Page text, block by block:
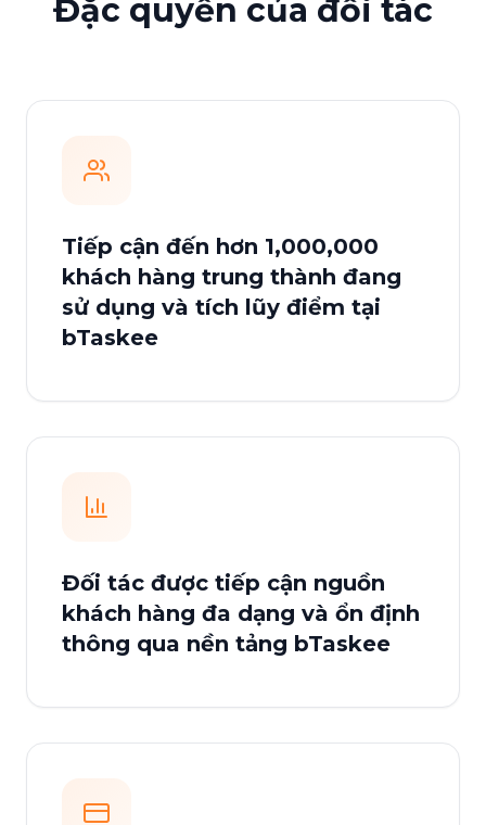
Đặc quyền của đối tác
Tiếp cận đến hơn 1,000,000
khách hàng trung thành đang
sử dụng và tích lũy điểm tại
bTaskee
Đối tác được tiếp cận nguồn
khách hàng đa dạng và ổn định
thông qua nền tảng bTaskee